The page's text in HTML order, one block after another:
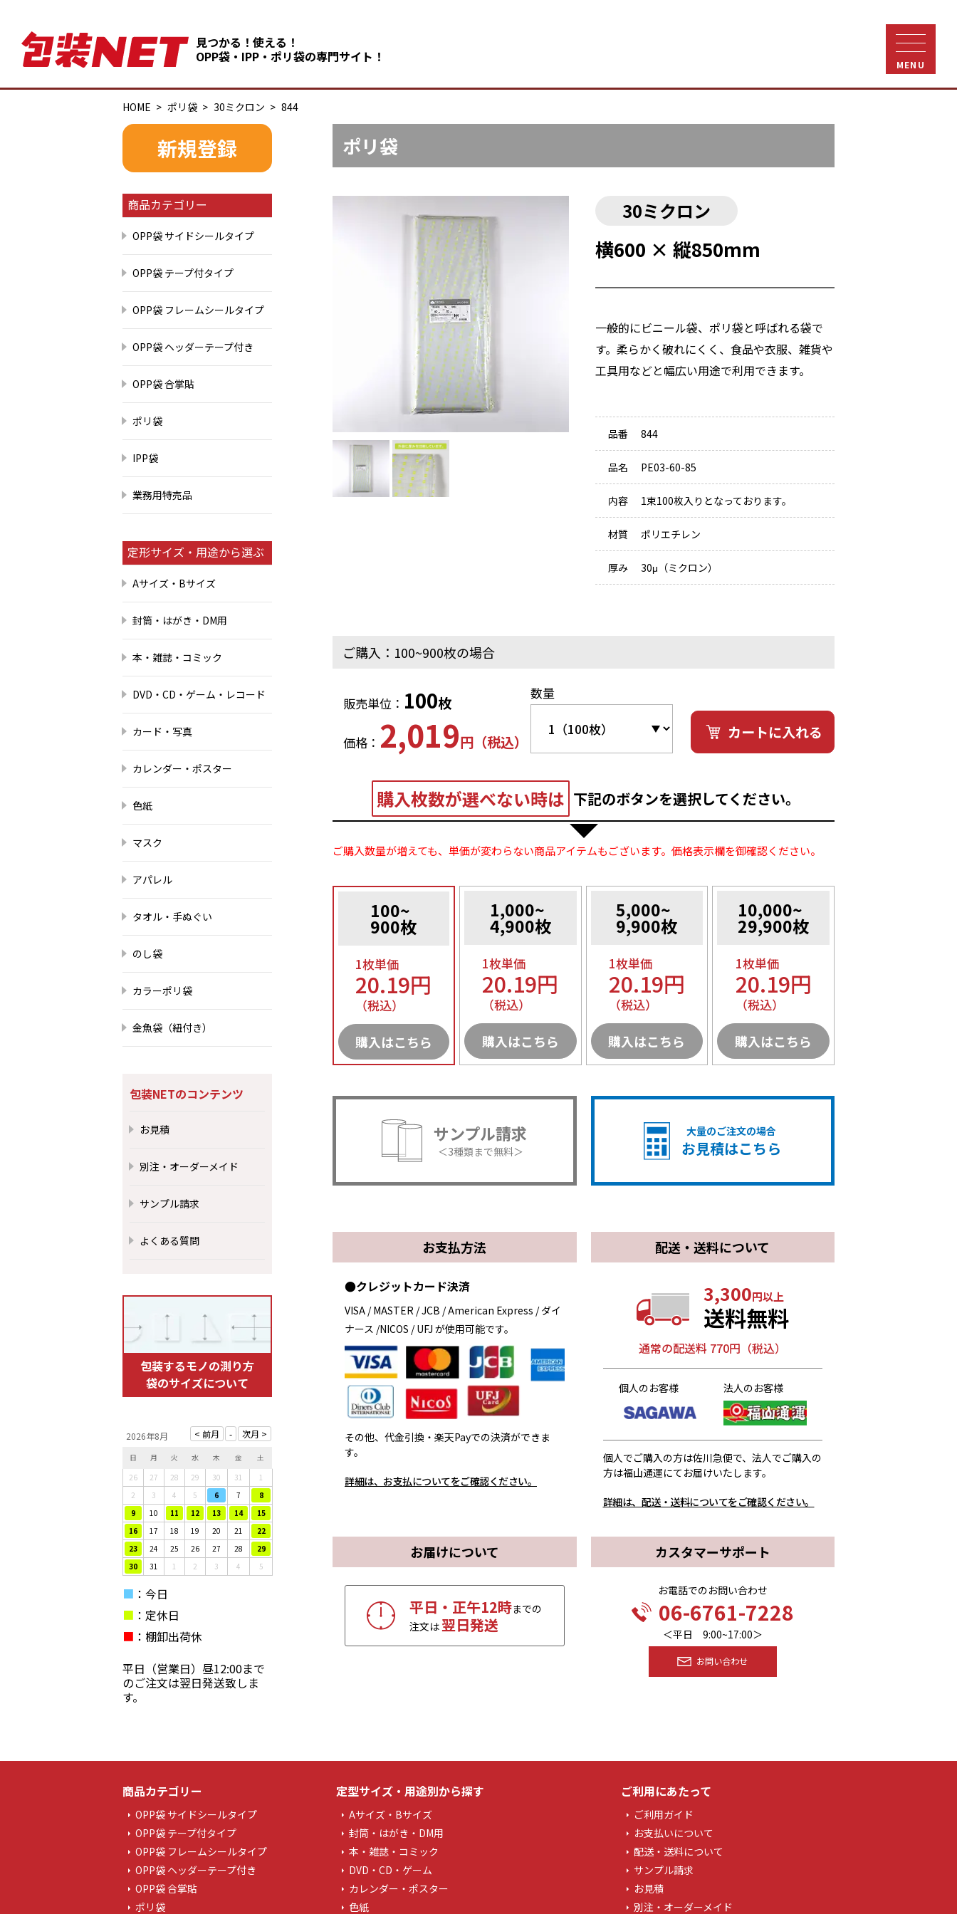
見つかる！使える！
OPP袋・IPP・ポリ袋の専門サイト！
MENU
HOME ポリ袋 30ミクロン 844
新規登録
商品カテゴリー
OPP袋 サイドシールタイプ
OPP袋 テープ付タイプ
OPP袋 フレームシールタイプ
OPP袋 ヘッダーテープ付き
OPP袋 合掌貼
ポリ袋
IPP袋
業務用特売品
定形サイズ・用途から選ぶ
Aサイズ・Bサイズ
封筒・はがき・DM用
本・雑誌・コミック
DVD・CD・ゲーム・レコード
カード・写真
カレンダー・ポスター
色紙
マスク
アパレル
タオル・手ぬぐい
のし袋
カラーポリ袋
金魚袋（紐付き）
包装NETのコンテンツ
お見積
別注・オーダーメイド
サンプル請求
よくある質問
包装するモノの測り方
袋のサイズについて
2026年8月
日 月 火 水 木 金
土
26
27 28 29 30 31
1
2
3 4 5 6 7
8
9
10 11 12 13 14
15
16
17 18 19 20 21
22
23
24 25 26 27 28
29
30
31 1 2 3 4 5
■ ：今日
■ ：定休日
■ ：棚卸出荷休
平日（営業日）昼12:00まで
のご注文は翌日発送致しま
す。
ポリ袋
30ミクロン
横600 × 縦850mm
一般的にビニール袋、ポリ袋と呼ばれる袋で
す。柔らかく破れにくく、食品や衣服、雑貨や
工具用などと幅広い用途で利用できます。
品番 844
品名 PE03-60-85
内容 1束100枚入りとなっております。
材質 ポリエチレン
厚み 30μ（ミクロン）
ご購入：100~900枚の場合
販売単位： 100枚
価格： 2,019円（税込）
数量
カートに入れる
購入枚数が選べない時は 下記のボタンを選択してください。
ご購入数量が増えても、単価が変わらない商品アイテムもございます。価格表示欄を御確認ください。
100~
900枚
1枚単価
20.19円
（税込）
購入はこちら
1,000~
4,900枚
1枚単価
20.19円
（税込）
購入はこちら
5,000~
9,900枚
1枚単価
20.19円
（税込）
購入はこちら
10,000~
29,900枚
1枚単価
20.19円
（税込）
購入はこちら
サンプル請求
＜3種類まで無料＞
大量のご注文の場合
お見積はこちら
お支払方法
●クレジットカード決済
VISA / MASTER / JCB / American Express / ダイ
ナース /NICOS / UFJ が使用可能です。
その他、代金引換・楽天Payでの決済ができま
す。
詳細は、お支払についてをご確認ください。
配送・送料について
3,300円以上
送料無料
通常の配送料 770円（税込）
個人のお客様 法人のお客様
個人でご購入の方は佐川急便で、法人でご購入の
方は福山通運にてお届けいたします。
詳細は、配送・送料についてをご確認ください。
お届けについて
平日・正午12時までの
注文は翌日発送
カスタマーサポート
お電話でのお問い合わせ
06-6761-7228
＜平日 9:00~17:00＞
お問い合わせ
商品カテゴリー
OPP袋 サイドシールタイプ
OPP袋 テープ付タイプ
OPP袋 フレームシールタイプ
OPP袋 ヘッダーテープ付き
OPP袋 合掌貼
ポリ袋
定型サイズ・用途別から探す
Aサイズ・Bサイズ
封筒・はがき・DM用
本・雑誌・コミック
DVD・CD・ゲーム
カレンダー・ポスター
色紙
ご利用にあたって
ご利用ガイド
お支払いについて
配送・送料について
サンプル請求
お見積
別注・オーダーメイド